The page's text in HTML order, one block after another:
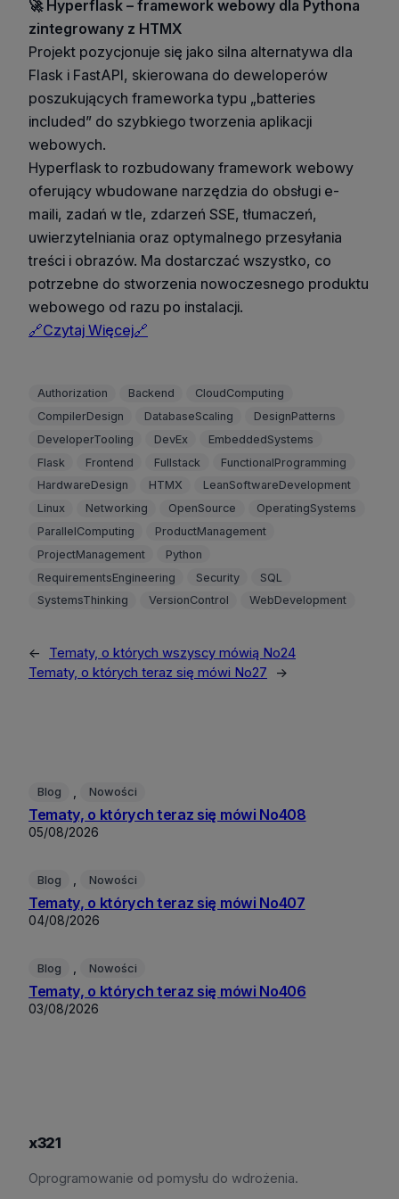
🚀 Hyperflask – framework webowy dla Pythona
zintegrowany z HTMX
Projekt pozycjonuje się jako silna alternatywa dla
Flask i FastAPI, skierowana do deweloperów
poszukujących frameworka typu „batteries
included” do szybkiego tworzenia aplikacji
webowych.
Hyperflask to rozbudowany framework webowy
oferujący wbudowane narzędzia do obsługi e-
maili, zadań w tle, zdarzeń SSE, tłumaczeń,
uwierzytelniania oraz optymalnego przesyłania
treści i obrazów. Ma dostarczać wszystko, co
potrzebne do stworzenia nowoczesnego produktu
webowego od razu po instalacji.
🔗Czytaj Więcej🔗
Authorization Backend
CloudComputing
CompilerDesign
DatabaseScaling
DesignPatterns
DeveloperTooling
DevEx
EmbeddedSystems
Flask
Frontend Fullstack
FunctionalProgramming
HardwareDesign
HTMX
LeanSoftwareDevelopment
Linux
Networking OpenSource
OperatingSystems
ParallelComputing
ProductManagement
ProjectManagement
Python
RequirementsEngineering
Security
SQL
SystemsThinking
VersionControl WebDevelopment
←
Tematy, o których wszyscy mówią No24
Tematy, o których teraz się mówi No27
→
Blog Nowości
Tematy, o których teraz się mówi No408
05/08/2026
Blog Nowości
Tematy, o których teraz się mówi No407
04/08/2026
Blog Nowości
Tematy, o których teraz się mówi No406
03/08/2026
x321
Oprogramowanie od pomysłu do wdrożenia.